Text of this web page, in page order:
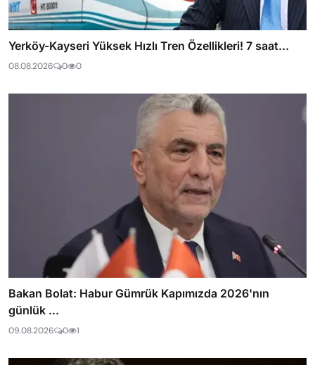
Yerköy-Kayseri Yüksek Hızlı Tren Özellikleri! 7 saat...
08.08.2026 0 0
Bakan Bolat: Habur Gümrük Kapımızda 2026'nın
günlük ...
09.08.2026 0 1